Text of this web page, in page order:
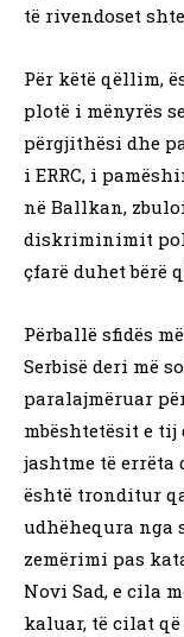
të rivendoset
Për këtë qëllim,
plotë i mënyrës
përgjithësi dhe
i ERRC, i
në Ballkan,
diskriminimit
çfarë duhet bërë
Përballë sfidës
Serbisë deri më
paralajmëruar
mbështetësit e tij
jashtme të errëta
është tronditur
udhëhequra nga
zemërimi pas
Novi Sad, e cila
kaluar, të cilat